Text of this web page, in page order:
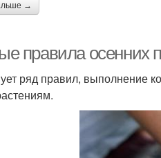
→
правила осенних
ряд правил, выполнение